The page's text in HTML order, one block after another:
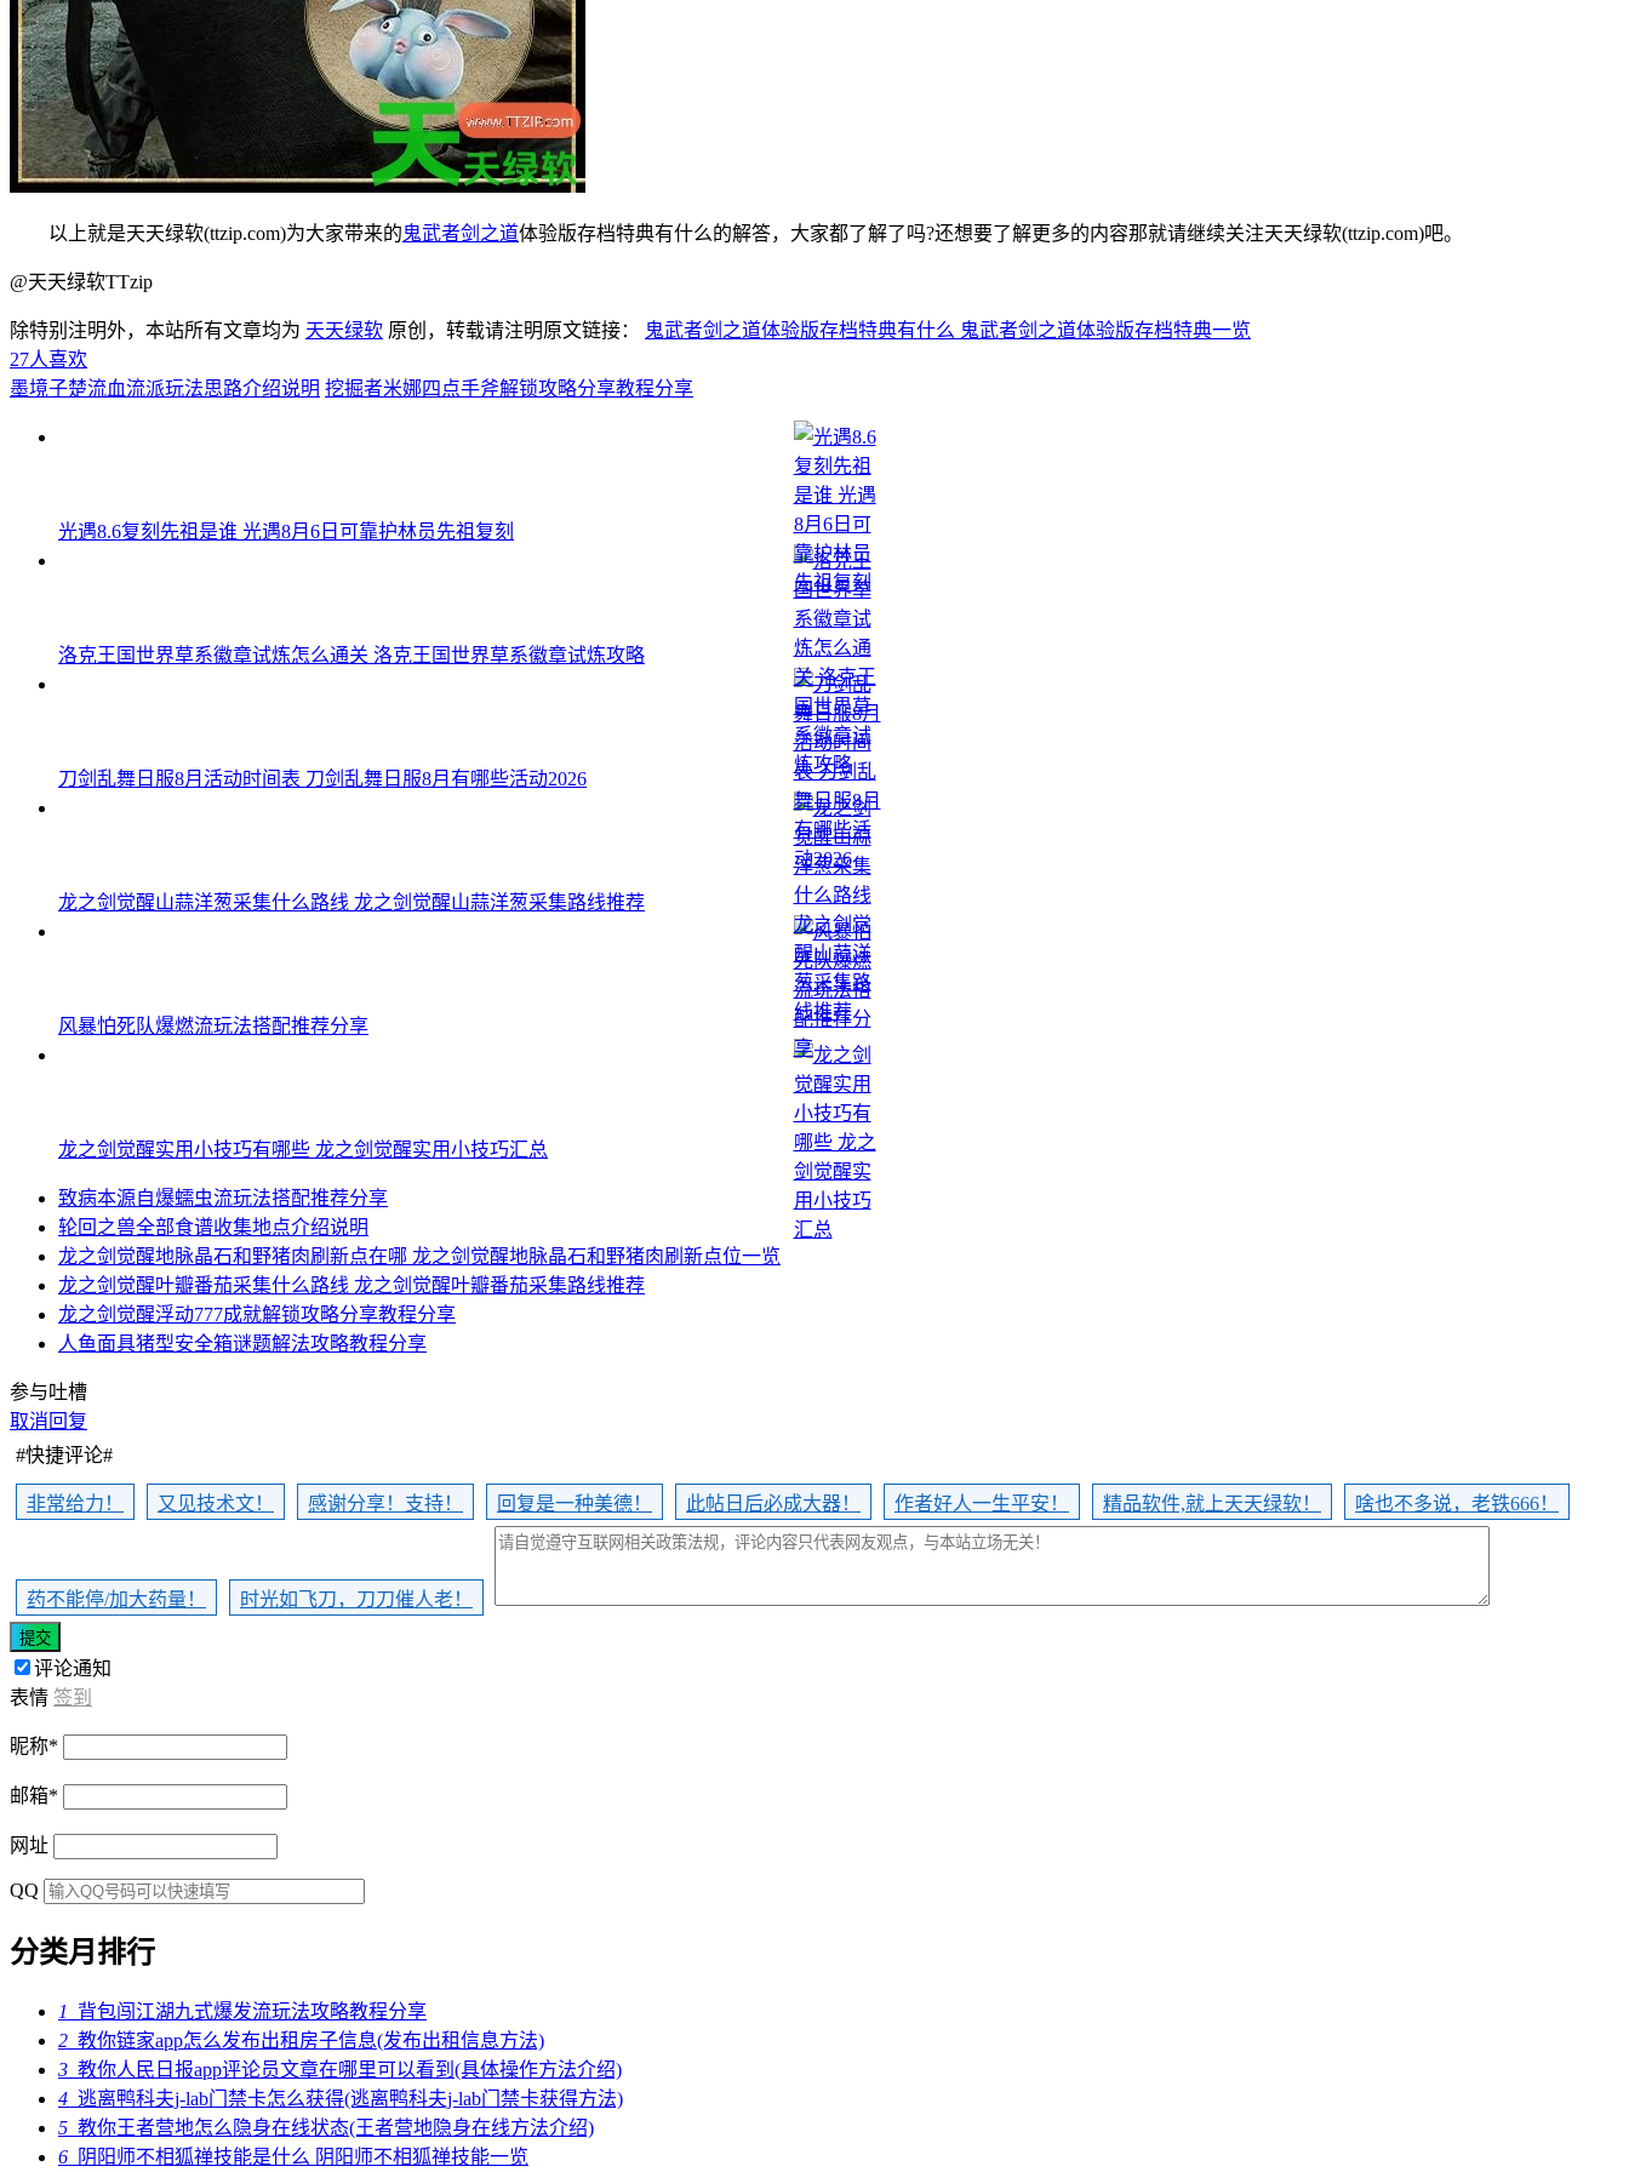
以上就是天天绿软(ttzip.com)为大家带来的鬼武者剑之道体验版存档特典有什么的解答，大家都了解了吗?还想要了解更多的内容那就请继续关注天天绿软(ttzip.com)吧。
@天天绿软TTzip
除特别注明外，本站所有文章均为 天天绿软 原创，转载请注明原文链接：
鬼武者剑之道体验版存档特典有什么 鬼武者剑之道体验版存档特典一览
27人喜欢
墨境子楚流血流派玩法思路介绍说明 挖掘者米娜四点手斧解锁攻略分享教程分享
光遇8.6复刻先祖是谁 光遇8月6日可靠护林员先祖复刻
洛克王国世界草系徽章试炼怎么通关 洛克王国世界草系徽章试炼攻略
刀剑乱舞日服8月活动时间表 刀剑乱舞日服8月有哪些活动2026
龙之剑觉醒山蒜洋葱采集什么路线 龙之剑觉醒山蒜洋葱采集路线推荐
风暴怕死队爆燃流玩法搭配推荐分享
龙之剑觉醒实用小技巧有哪些 龙之剑觉醒实用小技巧汇总
致病本源自爆蠕虫流玩法搭配推荐分享
轮回之兽全部食谱收集地点介绍说明
龙之剑觉醒地脉晶石和野猪肉刷新点在哪 龙之剑觉醒地脉晶石和野猪肉刷新点位一览
龙之剑觉醒叶瓣番茄采集什么路线 龙之剑觉醒叶瓣番茄采集路线推荐
龙之剑觉醒浮动777成就解锁攻略分享教程分享
人鱼面具猪型安全箱谜题解法攻略教程分享
参与吐槽
取消回复
#快捷评论#
非常给力！ 又见技术文！ 感谢分享！支持！ 回复是一种美德！ 此帖日后必成大器！ 作者好人一生平安！ 精品软件,就上天天绿软！ 啥也不多说，老铁666！
药不能停/加大药量！ 时光如飞刀，刀刀催人老！
提交
评论通知
表情 签到
昵称*
邮箱*
网址
QQ
分类月排行
1
背包闯江湖九式爆发流玩法攻略教程分享
2 教你链家app怎么发布出租房子信息(发布出租信息方法)
3 教你人民日报app评论员文章在哪里可以看到(具体操作方法介绍)
4 逃离鸭科夫j-lab门禁卡怎么获得(逃离鸭科夫j-lab门禁卡获得方法)
5 教你王者营地怎么隐身在线状态(王者营地隐身在线方法介绍)
6 阴阳师不相狐禅技能是什么 阴阳师不相狐禅技能一览